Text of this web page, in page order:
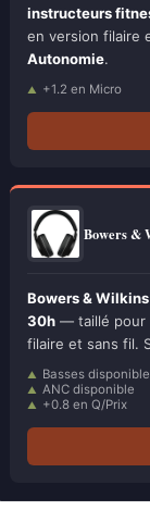
instructeurs
en version filaire
Autonomie.
+1.2 en Micro
Bowers &
Bowers &
30h — taillé pour
filaire et sans fil.
Basses disponible
ANC disponible
+0.8 en Q/Prix